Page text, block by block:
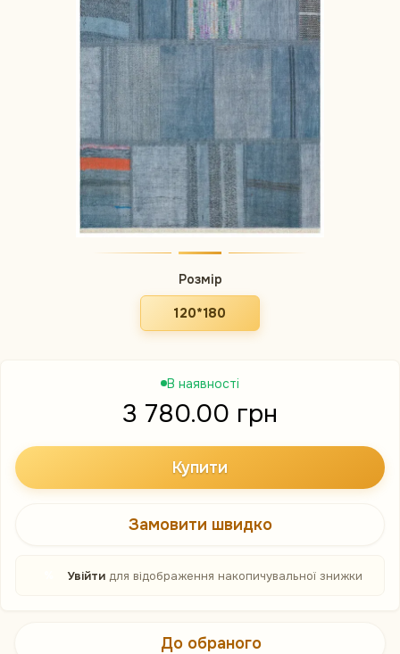
Розмір
120*180
В наявності
3 780.00 грн
Купити
Замовити швидко
Увійтидля відображення накопичувальної знижки
До обраного